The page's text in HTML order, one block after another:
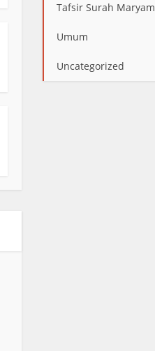
Tafsir Surah Maryam
Umum
Uncategorized